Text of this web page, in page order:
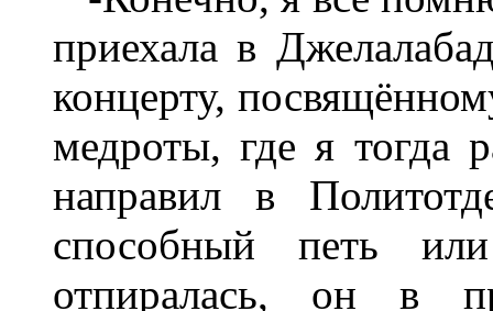
приехала в
концерту,
медроты, где я тогда
направил в
способный петь
отпиралась, он в